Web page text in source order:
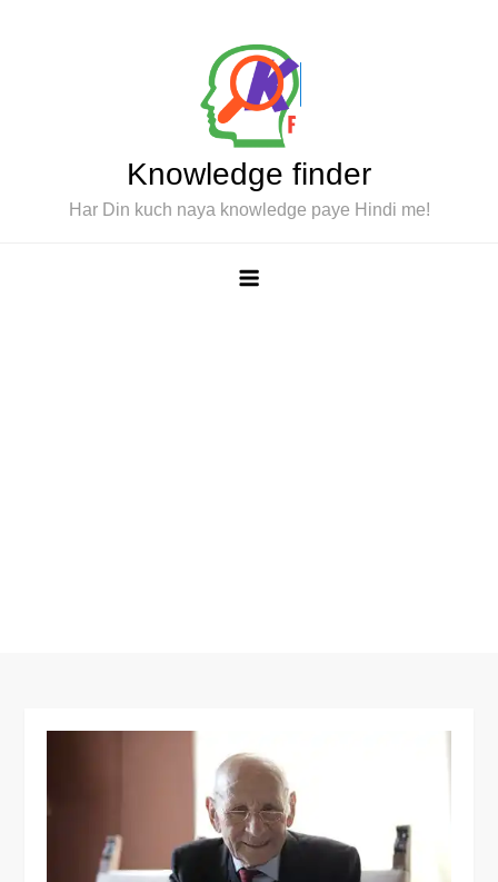
Knowledge finder
Har Din kuch naya knowledge paye Hindi me!